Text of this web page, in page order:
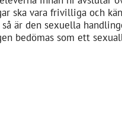
ska vara frivilliga och
är den sexuella
bedömas som ett